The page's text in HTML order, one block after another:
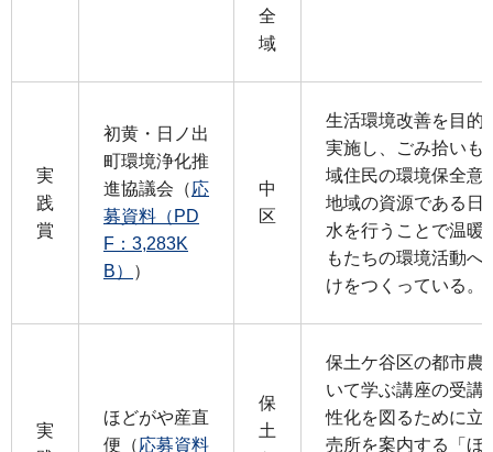
全
域
実
践
賞
初黄・日ノ出
町環境浄化推
進協議会（応
募資料（PD
F：3,283K
B）
）
中
区
生活環境改善を目的
実施し、ごみ拾いも
域住民の環境保全意
地域の資源である日
水を行うことで温暖
もたちの環境活動へ
けをつくっている。
実
ほどがや産直
便（応募資料
保
土
保土ケ谷区の都市農
いて学ぶ講座の受講
性化を図るために立
売所を案内する「ほ